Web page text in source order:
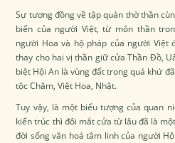
Sự tương đồng về tập quán thờ thần
biến của người Việt, từ môn thần
người Hoa và hộ pháp của người Việt
thay cho hai vị thần giữ cửa Thần Đồ,
biệt Hội An là vùng đất trong quá khứ
tộc Chăm, Việt Hoa, Nhật.
Tuy vậy, là một biểu tượng của quan
kiến trúc thì đôi mắt cửa từ lâu đã là
đời sống văn hoá tâm linh của người